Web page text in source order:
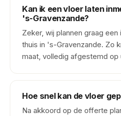
Kan ik een vloer laten
's-Gravenzande?
Zeker, wij plannen graag
thuis in 's-Gravenzande. Zo
maat, volledig afgestemd op
Hoe snel kan de vloer
Na akkoord op de offerte